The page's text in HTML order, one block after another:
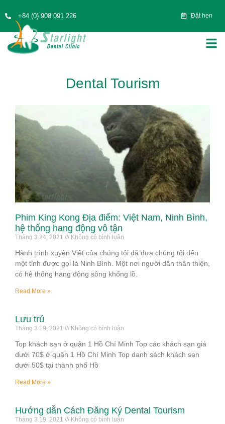
+84 (0) 908 091 226 Đặt hen
Dental Tourism
Phim King Kong Địa điểm: Việt Nam, Ninh Bình,
hệ thống hang động vô tận
Tháng 3 24, 2021 Không có bình luận
Hành trình xuyên Việt của chúng tôi đã đưa chúng tôi đến
một tỉnh được gọi là Ninh Bình. Một nơi người dân thân thiện,
có hệ thống hang động sông khổng lồ.
Read More »
Lưu trú
Tháng 3 19, 2021 Không có bình luận
Top khách sạn ở quận 1 Hồ Chí Minh Top các khách sạn giá
dưới 70$ ở quận 1 Hồ Chí Minh Top danh sách khách sạn
dưới 50$ tại thành phố Hồ
Read More »
Hướng dẫn Cách Đăng Ký Dental Tourism
Tháng 3 19, 2021 Không có bình luận